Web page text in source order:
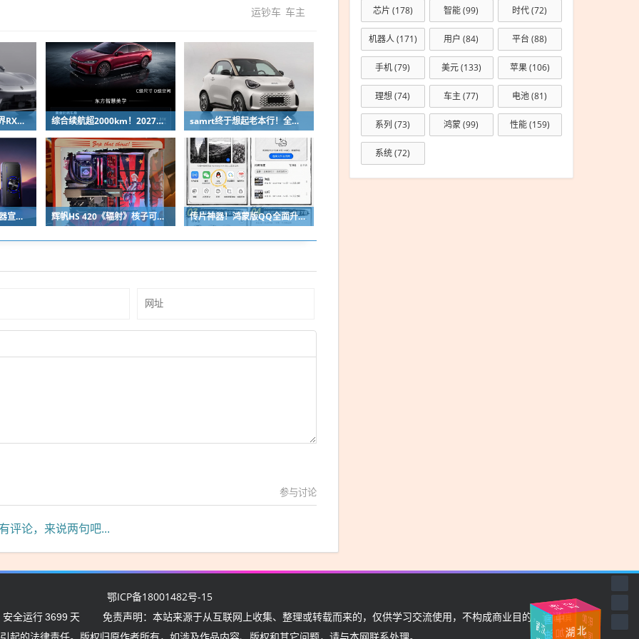
运钞车 车主
小米YU7最强对手！智界RX新车申报：低趴车身颜值出众 综合续航超2000km！2027款奇瑞风云A9L上市：限时13.99万起 samrt终于想起老本行！全新微型纯电双座轿车精灵#2申报
中兴TOPFLOW直播神器宣布8月14日开售：Wi-Fi 7 最多连接64台设备 辉帆HS 420《辐射》核子可乐定制版机箱亮相：2027年正式发售 传片神器！鸿蒙版QQ全面升级：10G大文件免压缩直传
参与讨论
评论，来说两句吧...
芯片 (178) 智能(99) 时代(72)
机器人(171) 用户 (84) 平台 (88)
手机(79) 美元(133) 苹果(106)
理想(74) 车主 (77) 电池(81)
系列 (73) 鸿蒙(99) 性能(159)
系统(72)
鄂ICP备18001482号-15
安全运行3699 天
免责声明：本站来源于从互联网上收集、整理或转载而来的，仅供学习交流使用，不构成商业目的，请谨慎
武汉
中国
加油 湖
北
加
油
中
国
武汉
挺住